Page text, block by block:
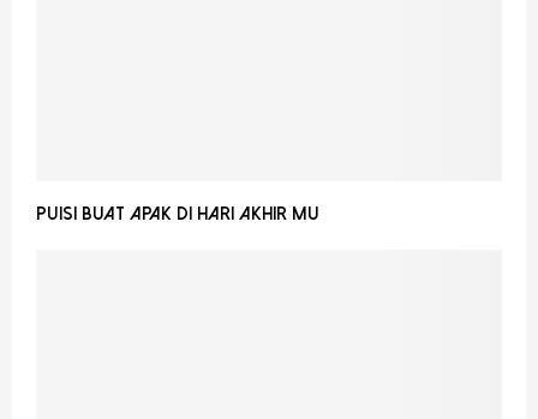
Puisi buat Apak Di Hari Akhir Mu